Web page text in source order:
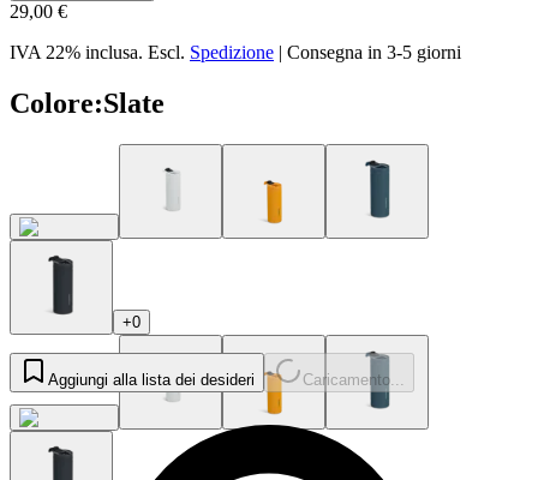
29,00 €
IVA 22% inclusa. Escl. Spedizione | Consegna in 3-5 giorni
Colore:Slate
+0
Aggiungi alla lista dei desideri Caricamento...